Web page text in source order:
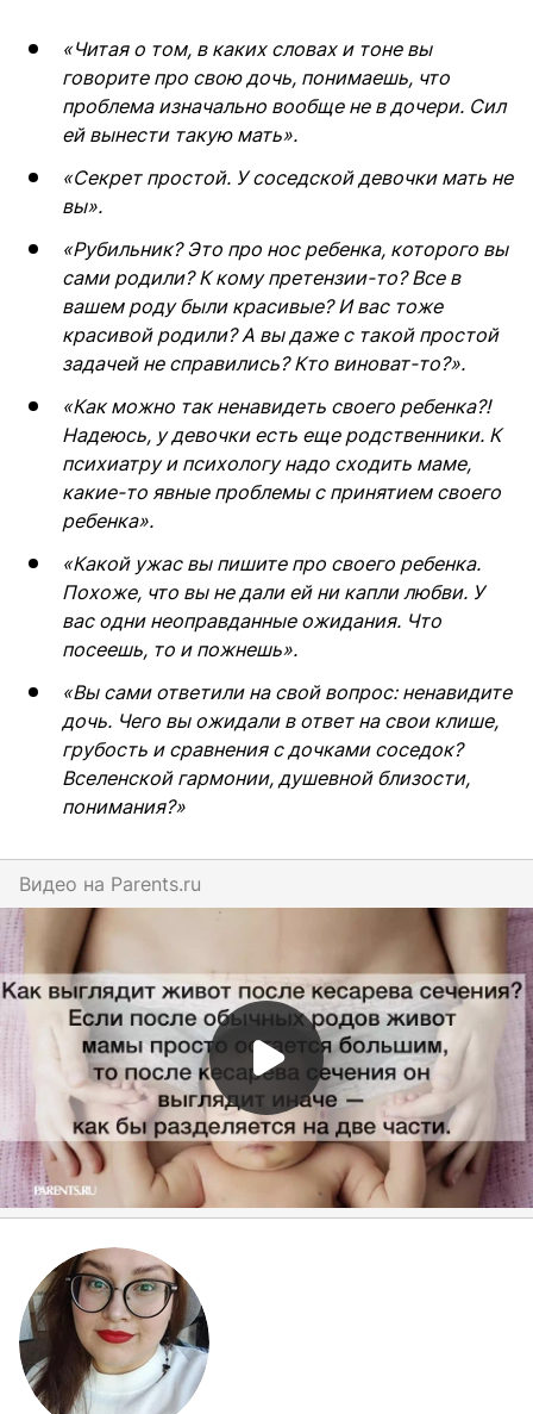
«Читая о том, в каких словах и тоне вы
говорите про свою дочь, понимаешь, что
проблема изначально вообще не в дочери. Сил
ей вынести такую мать».
«Секрет простой. У соседской девочки мать не
вы».
«Рубильник? Это про нос ребенка, которого вы
сами родили? К кому претензии-то? Все в
вашем роду были красивые? И вас тоже
красивой родили? А вы даже с такой простой
задачей не справились? Кто виноват-то?».
«Как можно так ненавидеть своего ребенка?!
Надеюсь, у девочки есть еще родственники. К
психиатру и психологу надо сходить маме,
какие-то явные проблемы с принятием своего
ребенка».
«Какой ужас вы пишите про своего ребенка.
Похоже, что вы не дали ей ни капли любви. У
вас одни неоправданные ожидания. Что
посеешь, то и пожнешь».
«Вы сами ответили на свой вопрос: ненавидите
дочь. Чего вы ожидали в ответ на свои клише,
грубость и сравнения с дочками соседок?
Вселенской гармонии, душевной близости,
понимания?»
Видео на parents.ru